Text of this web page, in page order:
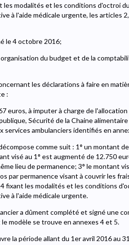
modalités et les conditions d'octroi
à l'aide médicale urgente, les articles
le 4 octobre 2016;
du budget et de la
les déclarations à faire en
:
euros, à imputer à charge de l'allocation
Sécurité de la Chaine
services ambulanciers identifiés en
comme suit : 1° un montant
visé au 1° est augmenté de 12.750
lieu de permanence; 3° le montant
par permanence visant à couvrir les
fixant les modalités et les conditions
à l'aide médicale urgente.
a dûment complété et signé une
modèle se trouve en annexes 4 et 5.
la période allant du 1er avril 2016 au